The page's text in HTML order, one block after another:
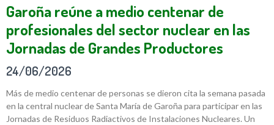
Garoña reúne a medio centenar de
profesionales del sector nuclear en las
Jornadas de Grandes Productores
24/06/2026
Más de medio centenar de personas se dieron cita la semana pasada
en la central nuclear de Santa María de Garoña para participar en las
Jornadas de Residuos Radiactivos de Instalaciones Nucleares. Un